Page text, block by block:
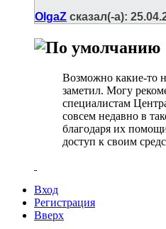
OlgaZ сказал(-а):
Возможно какие-то
заметил. Могу
специалистам
совсем недавно в
благодаря их
доступ к своим
Вход
Регистрация
Вверх